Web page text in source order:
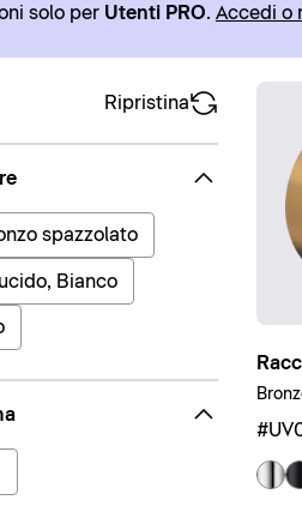
solo per Utenti PRO. Accedi o
Ripristina
spazzolato
Bianco